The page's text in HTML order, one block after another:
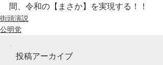
間、令和の【まさか】を実現する！！
街頭演説
公明党
投稿アーカイブ